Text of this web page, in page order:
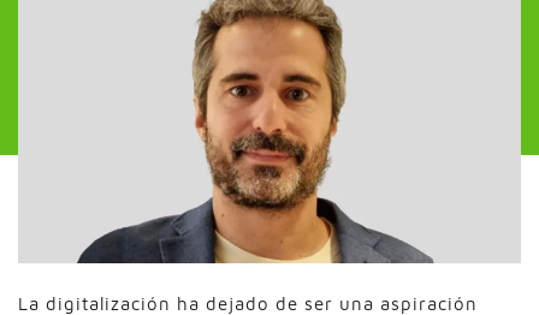
La digitalización ha dejado de ser una aspiración